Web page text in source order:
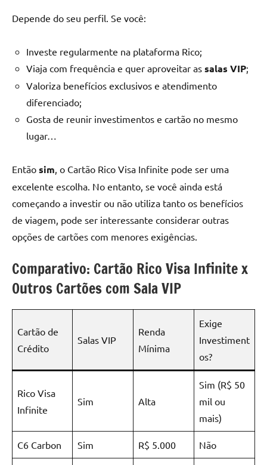
Depende do seu perfil. Se você:
Investe regularmente na plataforma Rico;
Viaja com frequência e quer aproveitar as salas VIP;
Valoriza benefícios exclusivos e atendimento
diferenciado;
Gosta de reunir investimentos e cartão no mesmo
lugar…
Então sim, o Cartão Rico Visa Infinite pode ser uma
excelente escolha. No entanto, se você ainda está
começando a investir ou não utiliza tanto os benefícios
de viagem, pode ser interessante considerar outras
opções de cartões com menores exigências.
Comparativo: Cartão Rico Visa Infinite x
Outros Cartões com Sala VIP
Cartão de
Crédito
Salas VIP
Renda
Mínima
Exige
Investiment
os?
Rico Visa
Infinite
Sim Alta
Sim (R$ 50
mil ou
mais)
C6 Carbon Sim R$ 5.000 Não